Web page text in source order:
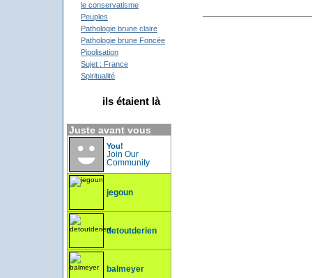
le conservatisme
Peuples
Pathologie brune claire
Pathologie brune Foncée
Pipolisation
Sujet : France
Spiritualité
ils étaient là
Juste avant vous
You!
Join Our
Community
jegoun
detoutderien
balmeyer